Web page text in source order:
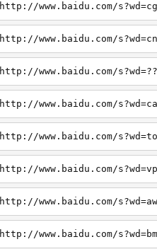
http://www.baidu.com/
http://www.baidu.com/
http://www.baidu.com/
http://www.baidu.com/
http://www.baidu.com/
http://www.baidu.com/
http://www.baidu.com/
http://www.baidu.com/